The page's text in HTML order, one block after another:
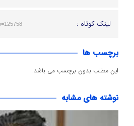
لینک کوتاه :
برچسب ها
این مطلب بدون برچسب می باشد.
نوشته های مشابه